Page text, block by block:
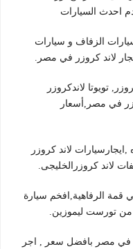
احدث السيارات
الزفاف و سيارات
تويوتا لاندكروزر
في مصر,أسعار
,ايجارسيارات لاند كروزر
قمة الرفاهية,افخم سيارة
في مصر بافضل سعر , اجر